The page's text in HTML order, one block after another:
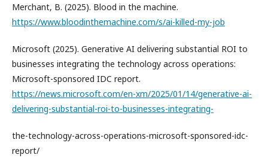
Merchant, B. (2025). Blood in the machine.
https://www.bloodinthemachine.com/s/ai-killed-my-job
Microsoft (2025). Generative AI delivering substantial ROI to
businesses integrating the technology across operations:
Microsoft-sponsored IDC report.
https://news.microsoft.com/en-xm/2025/01/14/generative-ai-
delivering-substantial-roi-to-businesses-integrating-
the-technology-across-operations-microsoft-sponsored-idc-
report/